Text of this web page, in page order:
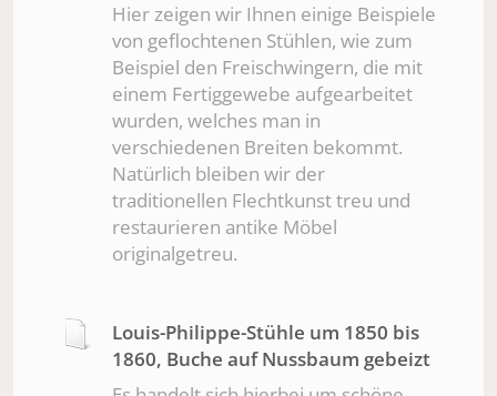
Hier zeigen wir Ihnen einige Beispiele
von geflochtenen Stühlen, wie zum
Beispiel den Freischwingern, die mit
einem Fertiggewebe aufgearbeitet
wurden, welches man in
verschiedenen Breiten bekommt.
Natürlich bleiben wir der
traditionellen Flechtkunst treu und
restaurieren antike Möbel
originalgetreu.
Louis-Philippe-Stühle um 1850 bis
1860, Buche auf Nussbaum gebeizt